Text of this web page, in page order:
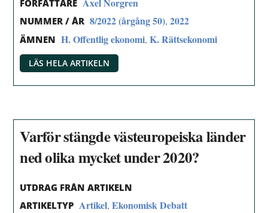
FÖRFATTARE
NUMMER / ÅR 8/2022 (årgång 50),2022
ÄMNEN H. Offentlig ekonomi,K. Rättsekonomi
LÄS HELA ARTIKELN
Varför stängde västeuropeiska länder
ned olika mycket under 2020?
UTDRAG FRÅN ARTIKELN
ARTIKELTYP Artikel,Ekonomisk Debatt